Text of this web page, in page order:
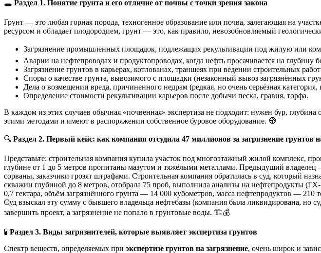
🕳️ Раздел 1. Понятие грунта и его отличие от почвы с точки зрения закона
Грунт — это любая горная порода, техногенное образование или почва, залегающая на
ресурсом и обладает плодородием, грунт — это, как правило, невозобновляемый
Загрязнение промышленных площадок, подлежащих рекультивации под жилую или
Аварии на нефтепроводах и продуктопроводах, когда нефть просачивается на глубину
Загрязнение грунтов в карьерах, котлованах, траншеях при ведении строительных
Споры о качестве грунта, вывозимого с площадки (незаконный вывоз загрязнённых
Дела о возмещении вреда, причиненного недрам (редкая, но очень серьёзная
Определение стоимости рекультивации карьеров после добычи песка, гравия, торфа.
В каждом из этих случаев обычная «почвенная» экспертиза не подходит: нужен бур,
этими методами и имеют в распоряжении собственное буровое оборудование. 🧭
🔍 Раздел 2. Первый кейс: как компания отсудила 47 миллионов за загрязнение грунтов
Представьте: строительная компания купила участок под многоэтажный жилой комплекс,
глубине от 1 до 5 метров пропитаны мазутом и тяжёлыми металлами. Предыдущий
сорваны, заказчики грозят штрафами. Строительная компания обратилась в суд, который
скважин глубиной до 8 метров, отобрала 75 проб, выполнила анализы на
0,7 гектара, объём загрязнённого грунта — 14 000 кубометров, масса нефтепродуктов —
Суд взыскал эту сумму с бывшего владельца нефтебазы (компания была ликвидирована, но
завершить проект, а загрязнение не попало в грунтовые воды. 🏗️💰
🧪 Раздел 3. Виды загрязнителей, которые выявляет экспертиза грунтов
Спектр веществ, определяемых при экспертизе грунтов на загрязнение, очень широк и